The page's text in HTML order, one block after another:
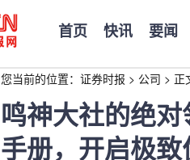
首页 快讯 要闻
您当前的位置： 证券时报 > 公司 > 正
鸣神大社的绝
手册，开启极